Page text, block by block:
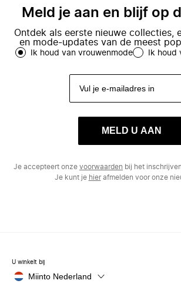
Meld je aan en blijf op
Ontdek als eerste nieuwe collecties,
en mode-updates van de meest
Ik houd van vrouwenmode Ik houd
MELD U AAN
Je accepteert onze voorwaarden bij het
Je kunt je hierafmelden voor onze
U winkelt bij
Miinto Nederland